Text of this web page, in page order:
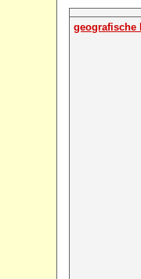
geografische